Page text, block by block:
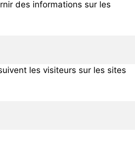
des informations sur les
les visiteurs sur les sites